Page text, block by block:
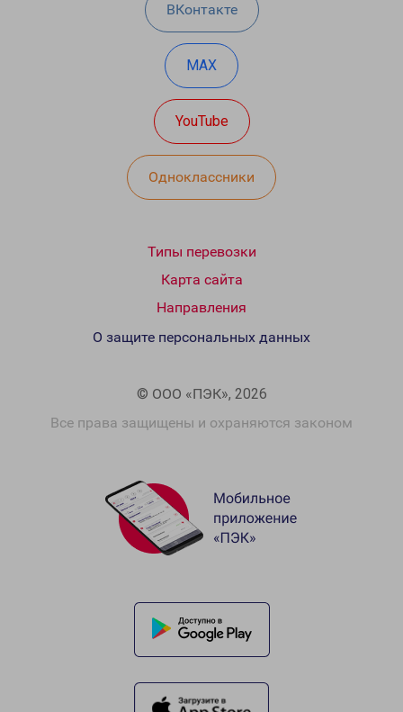
ВКонтакте
MAX
YouTube
Одноклассники
Типы перевозки
Карта сайта
Направления
© ООО «ПЭК», 2026
Все права защищены и охраняются законом
О защите персональных данных